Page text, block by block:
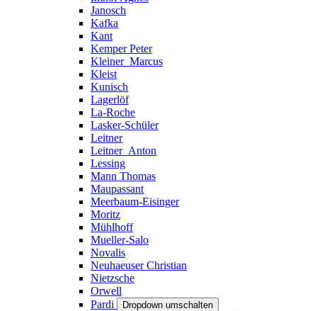
Janosch
Kafka
Kant
Kemper Peter
Kleiner_Marcus
Kleist
Kunisch
Lagerlöf
La-Roche
Lasker-Schüler
Leitner
Leitner_Anton
Lessing
Mann Thomas
Maupassant
Meerbaum-Eisinger
Moritz
Mühlhoff
Mueller-Salo
Novalis
Neuhaeuser Christian
Nietzsche
Orwell
Pardi
Dropdown umschalten